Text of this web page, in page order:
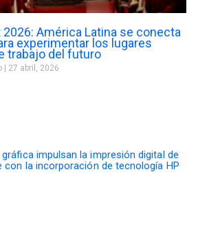
América Latina se conecta
experimentar los lugares
trabajo del futuro
27 abril, 2026